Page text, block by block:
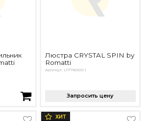
Люстра CRYSTAL SPIN by
Romatti
Артикул: LTF7800D-1
Запросить цену
ХИТ